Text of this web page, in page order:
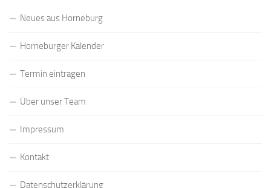
Neues aus Horneburg
Horneburger Kalender
Termin eintragen
Über unser Team
Impressum
Kontakt
Datenschutzerklärung